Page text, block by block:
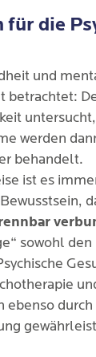
die
und
betrachtet:
werden
behandelt.
ist es
sowohl den
ebenso